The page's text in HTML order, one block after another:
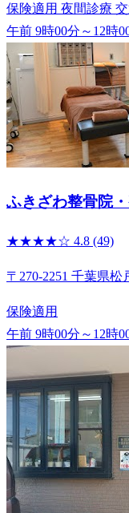
保険適用 夜間診療
午前 9時00分～12時
ふきざわ整骨院
★★★★☆ 4.8 (49)
〒270-2251 千葉県
保険適用
午前 9時00分～12時